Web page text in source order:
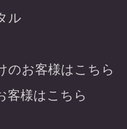
ル
のお客様はこちら
客様はこちら